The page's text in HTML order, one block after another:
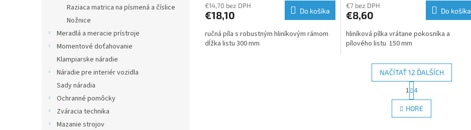
Raziaca matrica na písmená a číslice
Nožnice
Meradlá a meracie prístroje
Momentové doťahovanie
Klampiarske náradie
Náradie pre interiér vozidla
Sady náradia
Ochranné pomôcky
Zváracia technika
Mazanie strojov
€14,70 bez DPH
€18,10 Do košíka
ručná píla s robustným hliníkovým rámom
dĺžka listu 300 mm
€7 bez DPH
€8,60 Do košíka
hliníková pílka vrátane pokosníka a
pílového listu 150 mm
O
v
l
NAČÍTAŤ 12 ĎALŠÍCH
t
r
á
n
1 4
HORE